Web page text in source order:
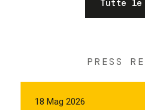
Tutte le
PRESS
18 Mag 2026